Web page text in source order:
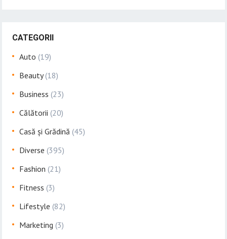
CATEGORII
Auto (19)
Beauty(18)
Business (23)
Călătorii (20)
Casă și Grădină (45)
Diverse (395)
Fashion (21)
Fitness (3)
Lifestyle (82)
Marketing (3)